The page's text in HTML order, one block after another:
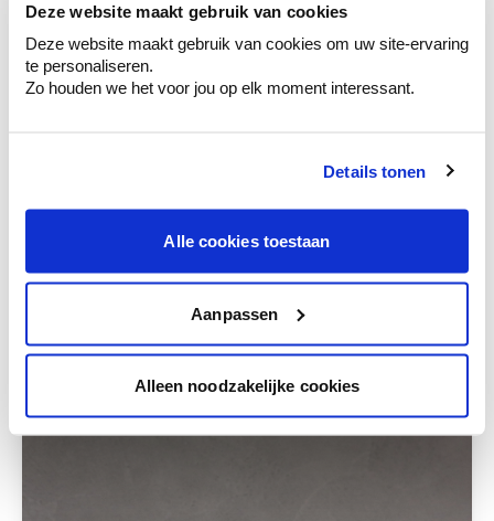
Deze website maakt gebruik van cookies
Deze website maakt gebruik van cookies om uw site-ervaring
te personaliseren.
Zo houden we het voor jou op elk moment interessant.
Details tonen
Alle cookies toestaan
Aanpassen
Alleen noodzakelijke cookies
Bekijk je kleur in de winkel
Ontdek er kleurechte stalen van je
kleurenselectie.
Krijg persoonlijk advies om kleuren te
Deze stijlen zijn misschien ook iets voor jou